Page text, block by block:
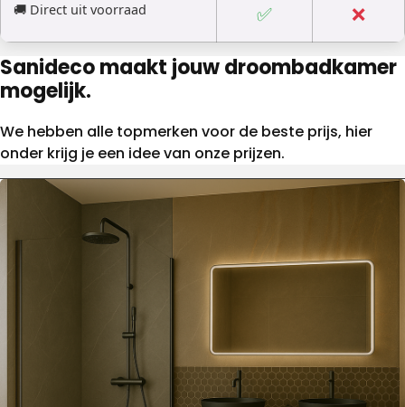
🚚 Direct uit voorraad ✅ ❌
Sanideco maakt jouw droombadkamer
mogelijk.
We hebben alle topmerken voor de beste prijs, hier
onder krijg je een idee van onze prijzen.